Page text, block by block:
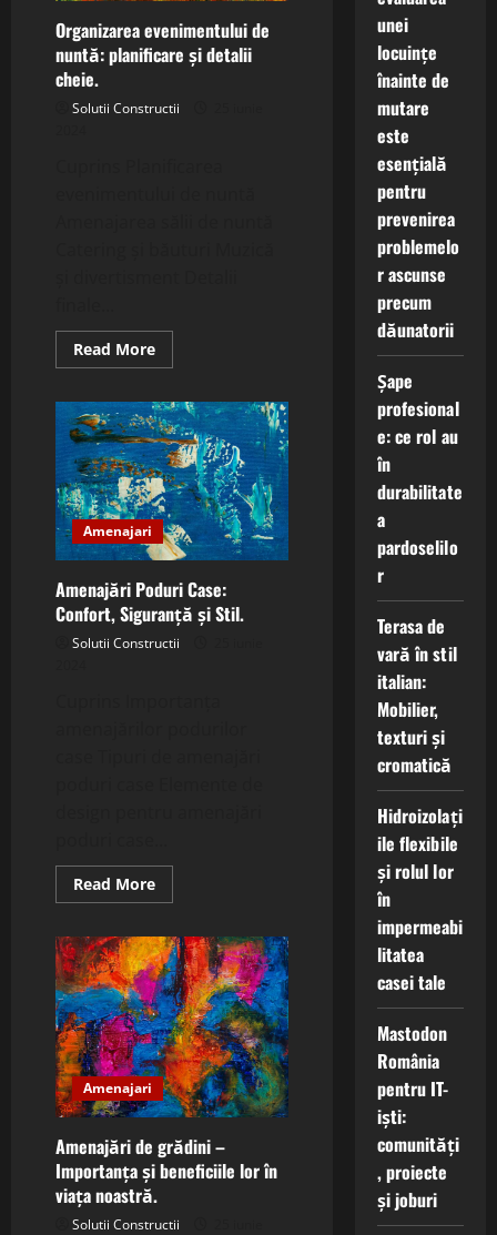
Organizarea evenimentului de
nuntă: planificare și detalii
cheie.
Solutii Constructii
Read MoreRead
more
evenimentului
de
nuntă:
planificare
și
detalii
cheie.
Amenajari
Amenajări Poduri Case:
Confort, Siguranță și Stil.
Solutii Constructii
Read MoreRead
more
Poduri
Case:
Confort,
Siguranță
și
Stil.
Amenajari
Amenajări de grădini –
Importanța și beneficiile lor în
viața noastră.
Solutii Constructii
unei
locuințe
înainte de
mutare
este
esențială
pentru
prevenirea
problemelo
r ascunse
precum
dăunatorii
Șape
profesional
e: ce rol au
în
durabilitate
a
pardoselilo
r
Terasa de
vară în stil
italian:
Mobilier,
texturi și
cromatică
Hidroizolați
ile flexibile
și rolul lor
în
impermeabi
litatea
casei tale
Mastodon
România
pentru IT-
iști:
comunități
, proiecte
și joburi